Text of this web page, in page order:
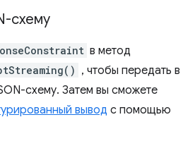
схему
в метод
, чтобы передать в
схему. Затем вы сможете
вывод с помощью